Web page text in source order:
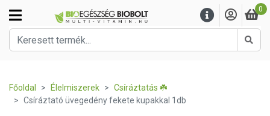
0
Főoldal Élelmiszerek
Csíráztatás ☘️
Csíráztató üvegedény fekete kupakkal 1db